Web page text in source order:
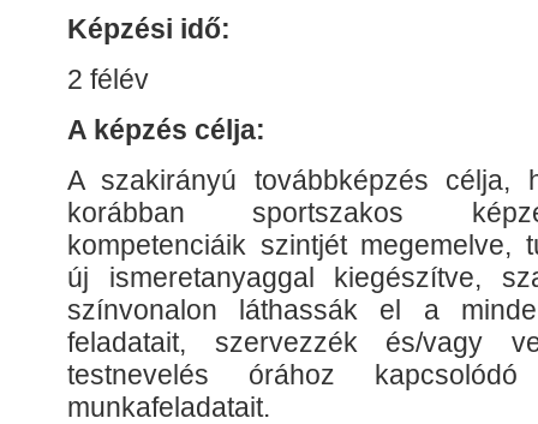
Képzési idő:
2 félév
A képzés célja:
A szakirányú továbbképzés célja,
korábban sportszakos
kompetenciáik szintjét megemelve,
új ismeretanyaggal kiegészítve,
színvonalon láthassák el a
feladatait, szervezzék és/vagy
testnevelés órához kapcsolódó
munkafeladatait.